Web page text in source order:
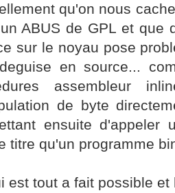
qu'on nous
ABUS de GPL et que
sur le noyau pose
en source...
assembleur
de byte
ensuite d'appeler
titre qu'un programme
est tout a fait possible